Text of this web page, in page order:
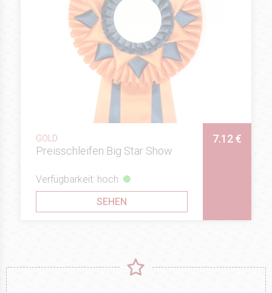
GOLD
Preisschleifen Big Star Show
7.12 €
Verfügbarkeit: hoch
SEHEN